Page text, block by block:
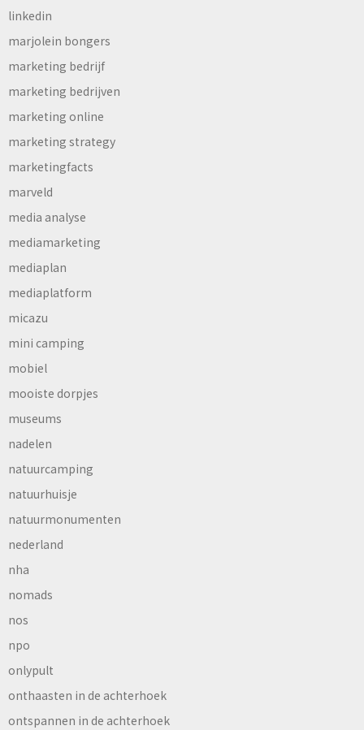
linkedin
marjolein bongers
marketing bedrijf
marketing bedrijven
marketing online
marketing strategy
marketingfacts
marveld
media analyse
mediamarketing
mediaplan
mediaplatform
micazu
mini camping
mobiel
mooiste dorpjes
museums
nadelen
natuurcamping
natuurhuisje
natuurmonumenten
nederland
nha
nomads
nos
npo
onlypult
onthaasten in de achterhoek
ontspannen in de achterhoek